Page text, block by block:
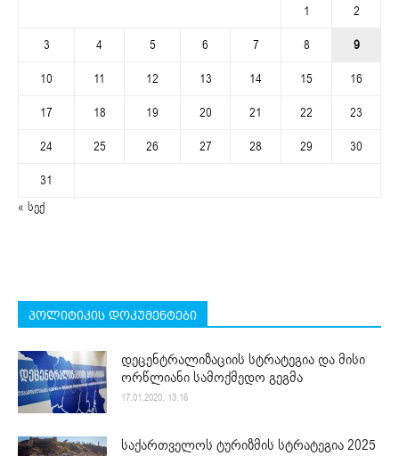
1
2
3
4 5 6 7 8
9
10
11 12 13 14 15
16
17
18 19 20 21 22
23
24
25 26 27 28 29
30
31
« სექ
პოლიტიკის დოკუმენტები
დეცენტრალიზაციის სტრატეგია და მისი
ორწლიანი სამოქმედო გეგმა
17.01.2020. 13:16
საქართველოს ტურიზმის სტრატეგია 2025